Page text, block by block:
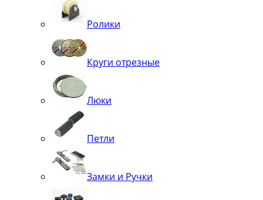
Ролики
Круги отрезные
Люки
Петли
Замки и Ручки